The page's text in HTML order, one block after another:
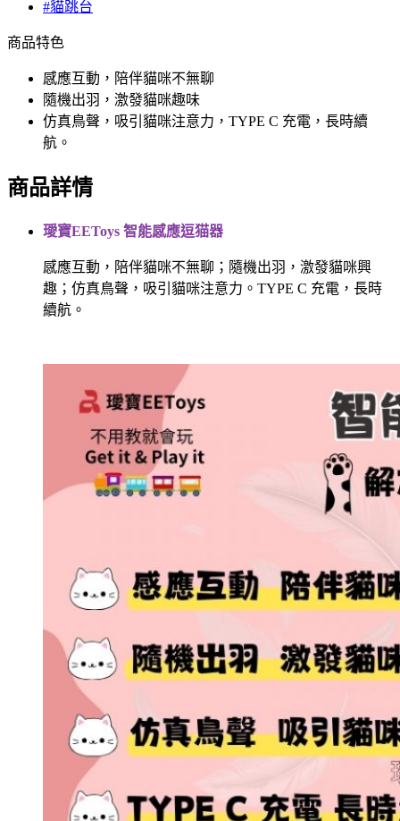
#貓跳台
商品特色
感應互動，陪伴貓咪不無聊
隨機出羽，激發貓咪趣味
仿真鳥聲，吸引貓咪注意力，TYPE C 充電，長時續
航。
商品詳情
璦寶EEToys 智能感應逗猫器
感應互動，陪伴貓咪不無聊；隨機出羽，激發貓咪興
趣；仿真鳥聲，吸引貓咪注意力。TYPE C 充電，長時
續航。